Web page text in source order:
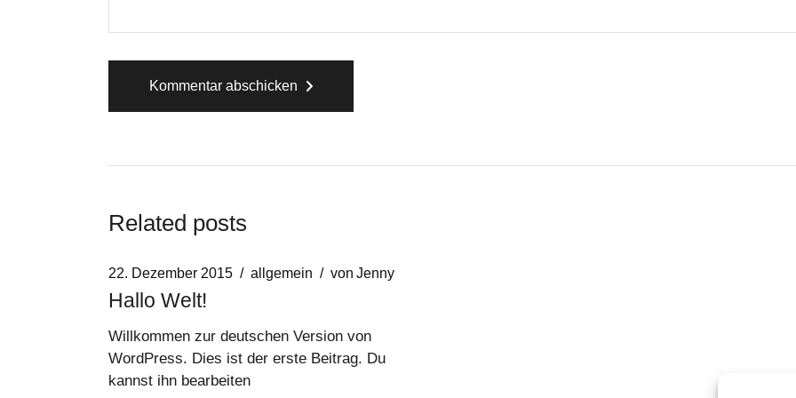
Kommentar abschicken
Related posts
22. Dezember 2015 allgemein von Jenny
Hallo Welt!
Willkommen zur deutschen Version von
WordPress. Dies ist der erste Beitrag. Du
kannst ihn bearbeiten